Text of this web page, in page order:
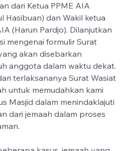
dari Ketua PPME AIA
Hasibuan) dan Wakil ketua
(Harun Pardjo). Dilanjutkan
mengenai formulir Surat
akan disebarkan
anggota dalam waktu dekat.
terlaksananya Surat Wasiat
untuk memudahkan kami
Masjid dalam menindaklajuti
dari jemaah dalam proses